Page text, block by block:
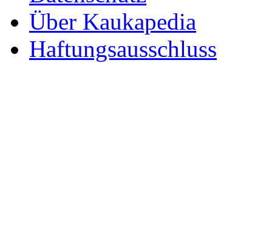
Über Kaukapedia
Haftungsausschluss